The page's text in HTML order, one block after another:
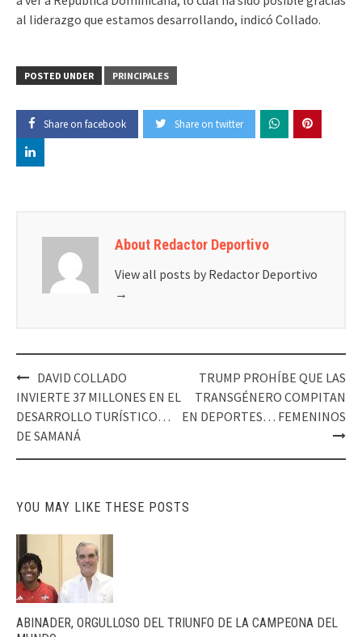
al liderazgo que estamos desarrollando, indicó Collado.
POSTED UNDER PRINCIPALES
Share on facebook Share on twitter
About Redactor Deportivo
View all posts by Redactor Deportivo
→
Post
navigation
DAVID COLLADO
INVIERTE 37 MILLONES EN EL
DESARROLLO TURÍSTICO…
DE SAMANÁ
TRUMP PROHÍBE QUE LAS
TRANSGÉNERO COMPITAN
EN DEPORTES… FEMENINOS
YOU MAY LIKE THESE POSTS
ABINADER, ORGULLOSO DEL TRIUNFO DE LA CAMPEONA DEL